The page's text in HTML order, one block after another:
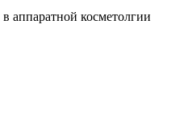
аппаратной косметолгии